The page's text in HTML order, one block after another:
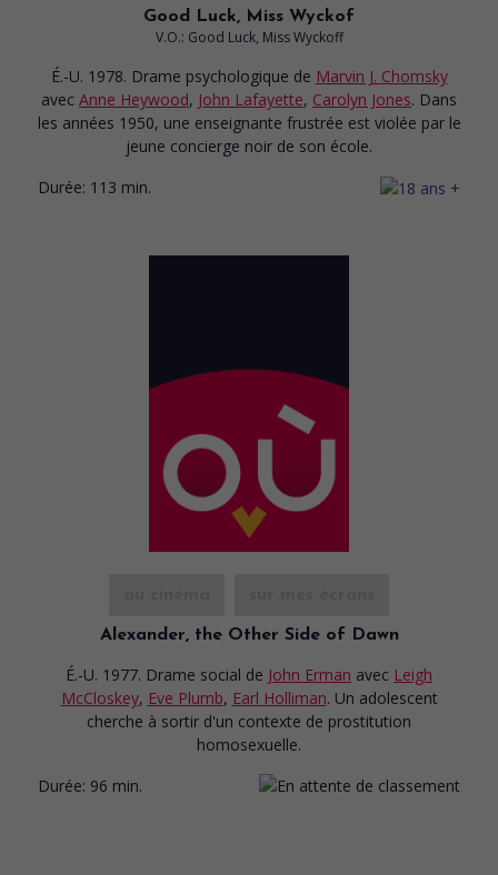
Good Luck, Miss Wyckof
V.O.: Good Luck, Miss Wyckoff
É.-U. 1978. Drame psychologique de Marvin J. Chomsky
avec Anne Heywood, John Lafayette, Carolyn Jones. Dans
les années 1950, une enseignante frustrée est violée par le
jeune concierge noir de son école.
Durée: 113 min.
Alexander, the Other Side of Dawn
É.-U. 1977. Drame social de John Erman avec Leigh
McCloskey, Eve Plumb, Earl Holliman. Un adolescent
cherche à sortir d'un contexte de prostitution
homosexuelle.
Durée: 96 min.